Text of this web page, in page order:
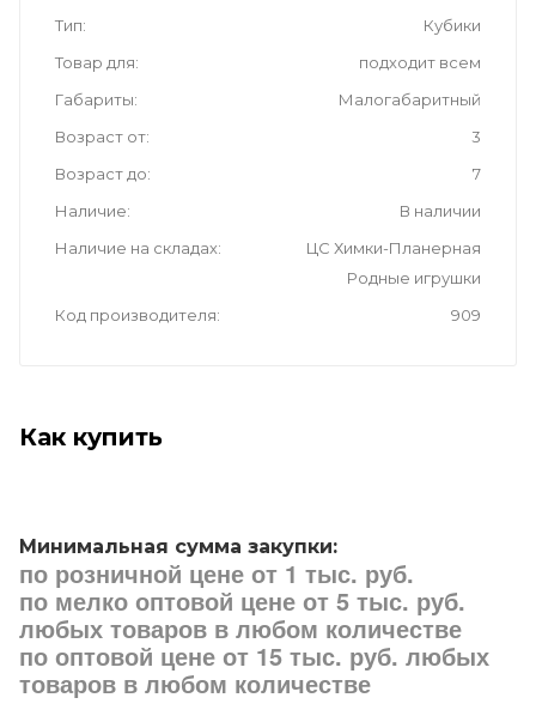
Тип
Кубики
Товар для
подходит всем
Габариты
Малогабаритный
Возраст от
3
Возраст до
7
Наличие
В наличии
Наличие на складах
ЦС Химки-Планерная
Родные игрушки
Код производителя
909
Как купить
Минимальная сумма закупки:
по розничной цене от 1 тыс. руб.
по мелко оптовой цене от 5 тыс. руб.
любых товаров в любом количестве
по оптовой цене от 15 тыс. руб. любых
товаров в любом количестве